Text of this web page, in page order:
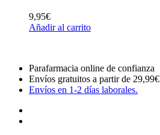
9,95€
Añadir al carrito
Parafarmacia online de confianza
Envíos gratuitos a partir de 29,99€
Envíos en 1-2 días laborales.